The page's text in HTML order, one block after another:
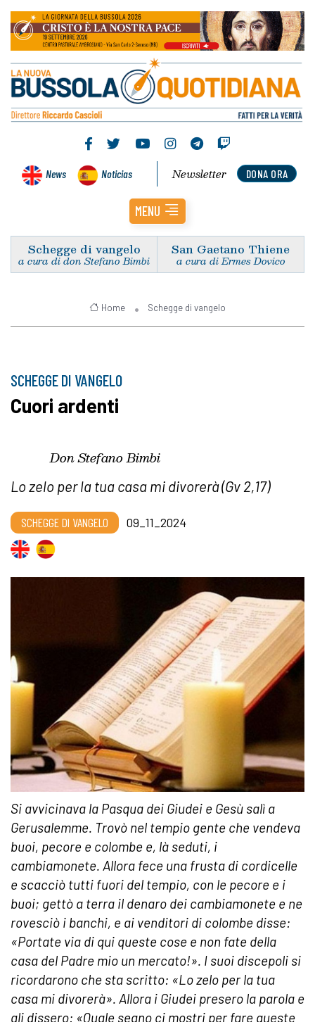
News Noticias DONA ORA
Newsletter
MENU
Schegge di vangelo
a cura di don Stefano Bimbi
San Gaetano Thiene
a cura di Ermes Dovico
Home Schegge di vangelo
SCHEGGE DI VANGELO
Cuori ardenti
Don Stefano Bimbi
Lo zelo per la tua casa mi divorerà (Gv 2,17)
SCHEGGE DI VANGELO 09_11_2024
Si avvicinava la Pasqua dei Giudei e Gesù salì a
Gerusalemme. Trovò nel tempio gente che vendeva
buoi, pecore e colombe e, là seduti, i
cambiamonete. Allora fece una frusta di cordicelle
e scacciò tutti fuori del tempio, con le pecore e i
buoi; gettò a terra il denaro dei cambiamonete e ne
rovesciò i banchi, e ai venditori di colombe disse:
«Portate via di qui queste cose e non fate della
casa del Padre mio un mercato!». I suoi discepoli si
ricordarono che sta scritto: «Lo zelo per la tua
casa mi divorerà». Allora i Giudei presero la parola e
gli dissero: «Quale segno ci mostri per fare queste